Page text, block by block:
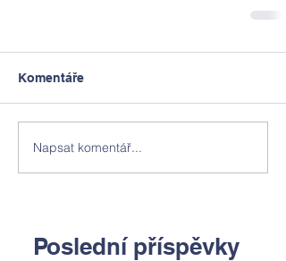
Komentáře
Napsat komentář...
Poslední příspěvky